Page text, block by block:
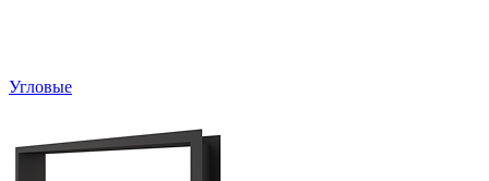
Угловые